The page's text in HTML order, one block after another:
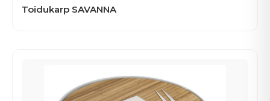
Toidukarp SAVANNA